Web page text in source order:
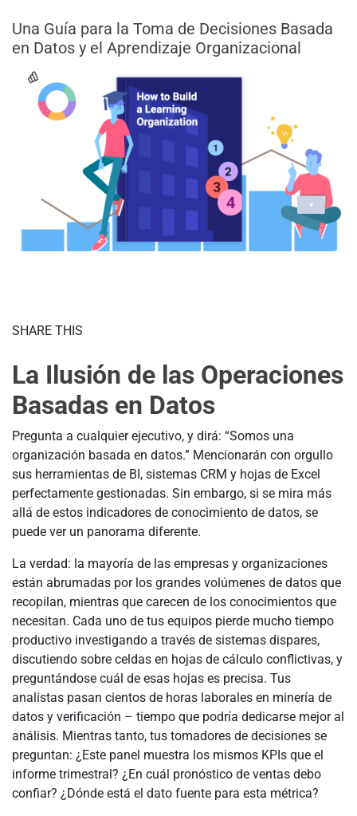
Una Guía para la Toma de Decisiones Basada
en Datos y el Aprendizaje Organizacional
SHARE THIS
La Ilusión de las Operaciones
Basadas en Datos
Pregunta a cualquier ejecutivo, y dirá: “Somos una
organización basada en datos.” Mencionarán con orgullo
sus herramientas de BI, sistemas CRM y hojas de Excel
perfectamente gestionadas. Sin embargo, si se mira más
allá de estos indicadores de conocimiento de datos, se
puede ver un panorama diferente.
La verdad: la mayoría de las empresas y organizaciones
están abrumadas por los grandes volúmenes de datos que
recopilan, mientras que carecen de los conocimientos que
necesitan. Cada uno de tus equipos pierde mucho tiempo
productivo investigando a través de sistemas dispares,
discutiendo sobre celdas en hojas de cálculo conflictivas, y
preguntándose cuál de esas hojas es precisa. Tus
analistas pasan cientos de horas laborales en minería de
datos y verificación – tiempo que podría dedicarse mejor al
análisis. Mientras tanto, tus tomadores de decisiones se
preguntan: ¿Este panel muestra los mismos KPIs que el
informe trimestral? ¿En cuál pronóstico de ventas debo
confiar? ¿Dónde está el dato fuente para esta métrica?